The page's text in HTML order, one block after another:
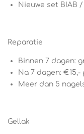
Nieuwe set BIAB
Reparatie
Binnen 7 dagen:
Na 7 dagen: €15,-
Meer dan 5
Gellak